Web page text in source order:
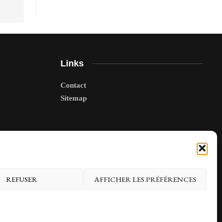
REFUSER AFFICHER LES PRÉFÉRENCES
Links
Contact
Sitemap